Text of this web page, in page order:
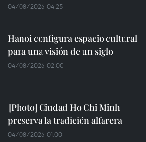
04/08/2026 04:25
Hanoi configura espacio cultural
para una visión de un siglo
04/08/2026 02:00
Ciudad Ho Chi Minh
preserva la tradición alfarera
04/08/2026 01:00